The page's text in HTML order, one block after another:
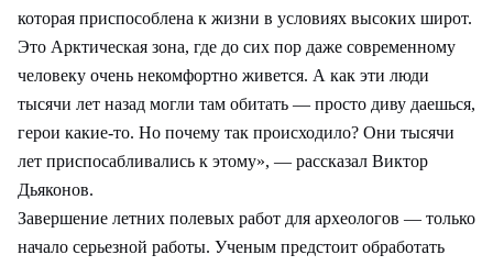
которая приспособлена к жизни в условиях высоких широт.
Это Арктическая зона, где до сих пор даже современному
человеку очень некомфортно живется. А как эти люди
тысячи лет назад могли там обитать — просто диву даешься,
герои какие-то. Но почему так происходило? Они тысячи
лет приспосабливались к этому», — рассказал Виктор
Дьяконов.
Завершение летних полевых работ для археологов — только
начало серьезной работы. Ученым предстоит обработать